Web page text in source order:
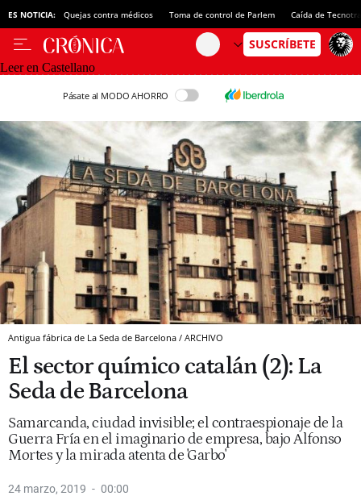
ES NOTICIA: Quejas contra médicos Toma de control de Parlem Caída de
Leer en Castellano
Pásate al MODO AHORRO
Antigua fábrica de La Seda de Barcelona / ARCHIVO
El sector químico catalán (2): La
Seda de Barcelona
Samarcanda, ciudad invisible; el contraespionaje de la
Guerra Fría en el imaginario de empresa, bajo Alfonso
Mortes y la mirada atenta de 'Garbo'
24 marzo, 2019 00:00